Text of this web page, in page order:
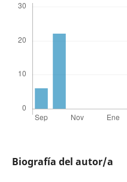
Biografía del autor/a